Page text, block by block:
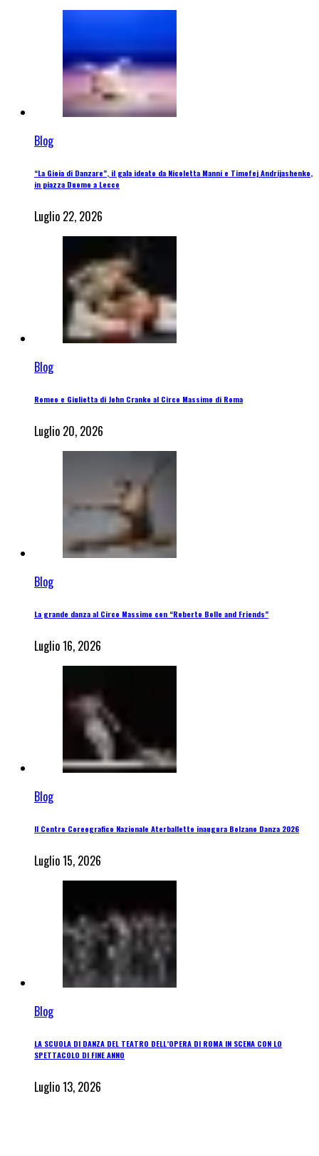
Blog
“La Gioia di Danzare”, il gala ideato da Nicoletta Manni e Timofej Andrijashenko,
in piazza Duomo a Lecce
Luglio 22, 2026
Blog
Romeo e Giulietta di John Cranko al Circo Massimo di Roma
Luglio 20, 2026
Blog
La grande danza al Circo Massimo con “Roberto Bolle and Friends”
Luglio 16, 2026
Blog
Il Centro Coreografico Nazionale Aterballetto inaugura Bolzano Danza 2026
Luglio 15, 2026
Blog
LA SCUOLA DI DANZA DEL TEATRO DELL’OPERA DI ROMA IN SCENA CON LO
SPETTACOLO DI FINE ANNO
Luglio 13, 2026